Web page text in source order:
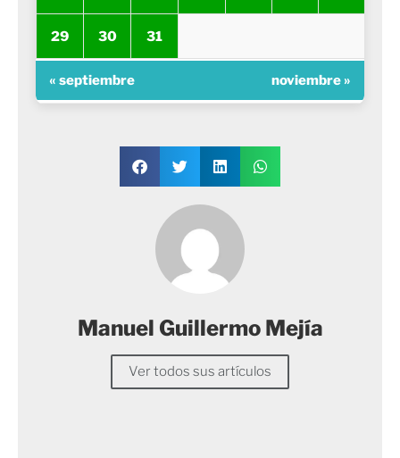
29 30 31
« septiembre noviembre »
Manuel Guillermo Mejía
Ver todos sus artículos